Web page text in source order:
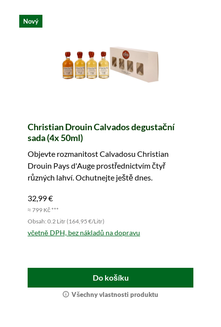
Nový
Christian Drouin Calvados degustační
sada (4x 50ml)
Objevte rozmanitost Calvadosu Christian
Drouin Pays d'Auge prostřednictvím čtyř
různých lahví. Ochutnejte ještě dnes.
32,99 €
≈ 799 Kč ***
Obsah: 0.2 Litr (164,95 €/Litr)
včetně DPH, bez nákladů na dopravu
Do košíku
Všechny vlastnosti produktu